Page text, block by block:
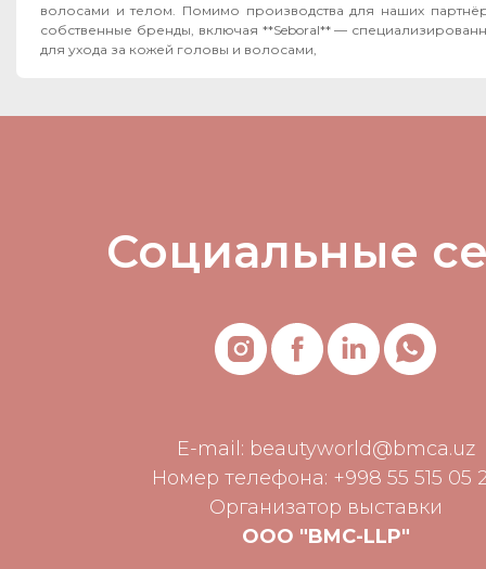
волосами и телом. Помимо производства для наших партнёров, мы развиваем
собственные бренды, включая **Seboral** —
для ухода за кожей головы и волосами,
Социальные
E-mail: beautyworld@bmca.uz
Номер телефона: +998 55 515 05
Организатор выставки
ООО "BMC-LLP"